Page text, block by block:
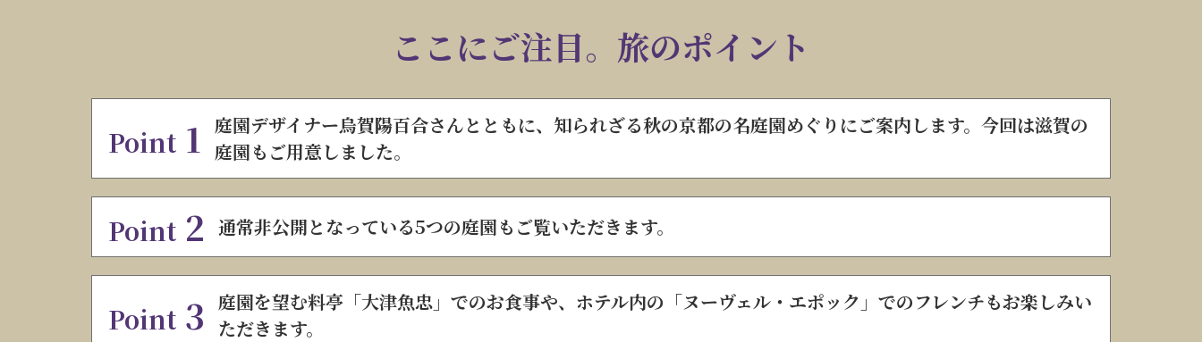
ここにご注目。旅のポイント
Point 1 庭園デザイナー烏賀陽百合さんとともに、知られざる秋の京都の名庭園めぐりにご案内します。今回は滋賀の
庭園もご用意しました。
Point 2 通常非公開となっている5つの庭園もご覧いただきます。
Point 3
庭園を望む料亭「大津魚忠」でのお食事や、ホテル内の「ヌーヴェル・エポック」でのフレンチもお楽しみい
ただきます。